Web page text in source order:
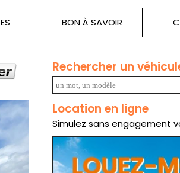
BON À SAVOIR
Rechercher un
Location en ligne
Simulez sans engagement